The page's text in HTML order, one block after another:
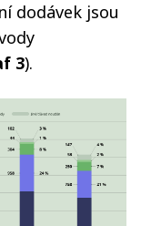
dodávek jsou
3).